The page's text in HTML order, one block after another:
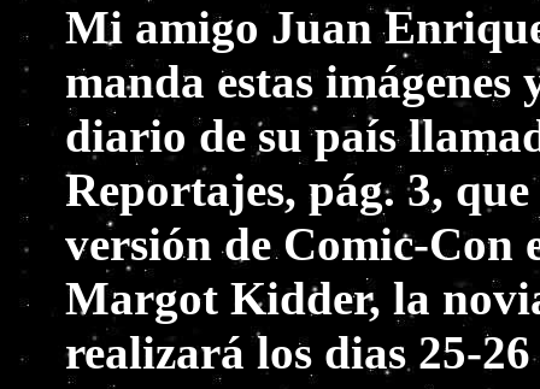
Mi amigo Juan
manda estas
diario de su país
Reportajes, pág. 3,
versión de Comic-Con
Margot Kidder, la
realizará los dias 25-